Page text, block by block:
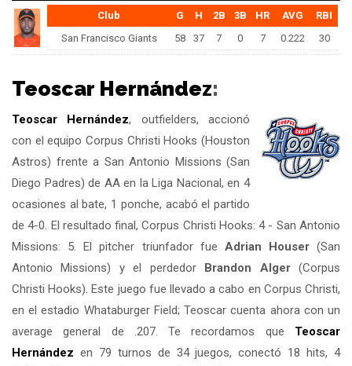
Club G H 2B 3B HR AVG
RBI
San Francisco Giants
58 37 7 0 7 0.222 30
Teoscar Hernández:
Teoscar Hernández, outfielders, accionó
con el equipo Corpus Christi Hooks (Houston
Astros) frente a San Antonio Missions (San
Diego Padres) de AA en la Liga Nacional, en 4
ocasiones al bate, 1 ponche, acabó el partido
de 4-0. El resultado final, Corpus Christi Hooks: 4 - San Antonio
Missions: 5. El pitcher triunfador fue Adrian Houser(San
Antonio Missions) y el perdedor Brandon Alger(Corpus
Christi Hooks). Este juego fue llevado a cabo en Corpus Christi,
en el estadio Whataburger Field; Teoscar cuenta ahora con un
average general de .207. Te recordamos que Teoscar
Hernández en 79 turnos de 34 juegos, conectó 18 hits, 4